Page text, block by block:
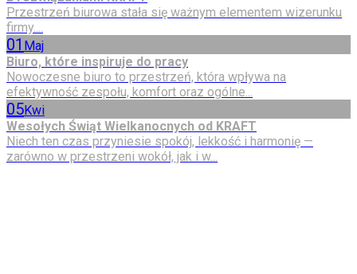
Przestrzeń biurowa stała się ważnym elementem wizerunku
firmy....
01 Maj
Biuro, które inspiruje do pracy
Nowoczesne biuro to przestrzeń, która wpływa na
efektywność zespołu, komfort oraz ogólne...
05Kwi
Wesołych Świąt Wielkanocnych od KRAFT
Niech ten czas przyniesie spokój, lekkość i harmonię —
zarówno w przestrzeni wokół, jak i w...